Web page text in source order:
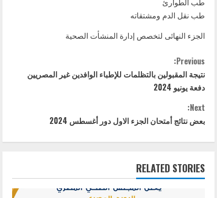
طب الطوارئ
طب نقل الدم ومشتقاته
الجزء النهائى لتخصص إدارة المنشأت الصحية
C
o
n
t
i
n
u
Previous:
نتيجة المقبولين بالتظلمات للإطباء الوافدين غير المصريين
دفعة يونيو 2024
Next:
بعض نتائج أمتحان الجزء الاول دور أغسطس 2024
RELATED STORIES